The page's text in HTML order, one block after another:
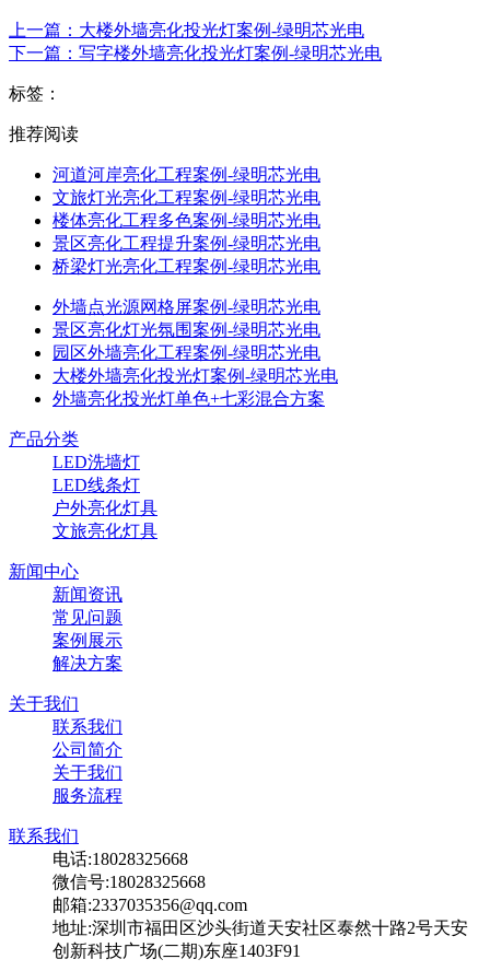
上一篇：大楼外墙亮化投光灯案例-绿明芯光电
下一篇：写字楼外墙亮化投光灯案例-绿明芯光电
标签：
推荐阅读
河道河岸亮化工程案例-绿明芯光电
文旅灯光亮化工程案例-绿明芯光电
楼体亮化工程多色案例-绿明芯光电
景区亮化工程提升案例-绿明芯光电
桥梁灯光亮化工程案例-绿明芯光电
外墙点光源网格屏案例-绿明芯光电
景区亮化灯光氛围案例-绿明芯光电
园区外墙亮化工程案例-绿明芯光电
大楼外墙亮化投光灯案例-绿明芯光电
外墙亮化投光灯单色+七彩混合方案
产品分类
LED洗墙灯
LED线条灯
户外亮化灯具
文旅亮化灯具
新闻中心
新闻资讯
常见问题
案例展示
解决方案
关于我们
联系我们
公司简介
关于我们
服务流程
联系我们
电话:18028325668
微信号:18028325668
邮箱:2337035356@qq.com
地址:深圳市福田区沙头街道天安社区泰然十路2号天安
创新科技广场(二期)东座1403F91